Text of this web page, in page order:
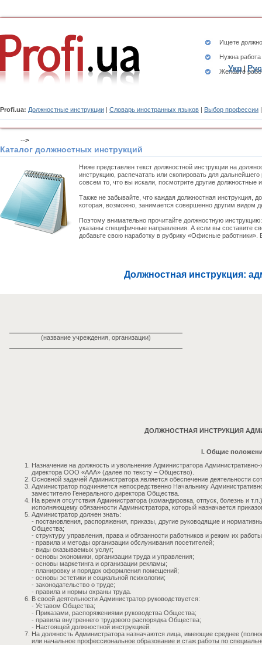
Ищете
Нужна
Желаете
Profi.ua: Должностные инструкции | Словарь иностранных языков | Выбор профессии
Укр| Рус
-->
Каталог должностных инструкций
Ниже представлен текст должностной инструкции на
инструкцию, распечатать или скопировать для
совсем то, что вы искали, посмотрите другие должностные
Также не забывайте, что каждая должностная инструкция,
которая, возможно, занимается совершенно другим видом
Поэтому внимательно прочитайте должностную
указаны специфичные направления. А если вы составите
добавьте свою наработку в рубрику «Офисные
Должностная инструкция:
(название учреждения, организации)
ДОЛЖНОСТНАЯ ИНСТРУКЦИЯ
I. Общие
Назначение на должность и увольнение Администратора
директора ООО «ААА» (далее по тексту – Общество).
Основной задачей Администратора является обеспечение деятельности
Администратор подчиняется непосредственно Начальнику
заместителю Генерального директора Общества.
На время отсутствия Администратора (командировка, отпуск, болезнь и
исполняющему обязанности Администратора, который назначается
Администратор должен знать:
- постановления, распоряжения, приказы, другие руководящие и
Общества;
- структуру управления, права и обязанности работников и режим их
- правила и методы организации обслуживания посетителей;
- виды оказываемых услуг;
- основы экономики, организации труда и управления;
- основы маркетинга и организации рекламы;
- планировку и порядок оформления помещений;
- основы эстетики и социальной психологии;
- законодательство о труде;
- правила и нормы охраны труда.
В своей деятельности Администратор руководствуется:
- Уставом Общества;
- Приказами, распоряжениями руководства Общества;
- правила внутреннего трудового распорядка Общества;
- Настоящей должностной инструкцией.
На должность Администратора назначаются лица, имеющие среднее
или начальное профессиональное образование и стаж работы по